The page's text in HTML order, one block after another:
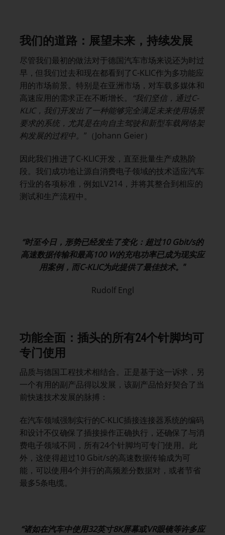
我们的道路：展望未来，持续发展
尽管我们最初的做法对于德国汽车市场来说还为时过
早，但我们过去和现在都看到了C-KLIC作为多功能应
用的市场前景。特别是在亚洲市场，对车载多媒体和
高速应用的需求正在不断增长。
“我们坚信，通过C-
KLIC，我们开发出了一种能够完全满足未来使用场景
要求的系统，尤其是在向自主驾驶和新型车载网络架
构发展的过程中。 ”（Johann Geier）
因此我们推进了C-KLIC开发，直至批量生产成熟阶
段。我们成功地让源自消费电子领域的技术适应汽车
行业的各项标准，例如LV214，并将其整合到相应的
测试和生产流程中。
“时至今日，形势已经发生了变化：超过10 Gbit/s的
高速数据传输和最高100 W的充电功率已成为现实应
用案例，而C-KLIC为此提供了最佳技术。 ”
Rudolf Engl
功能全面：插头的所有24个针脚均可
专门使用
品质与德国工程技术相结合。正是基于这一诉求，另
一个有用的副产品得以发展，该副产品恰好契合了当
前快速技术发展的脉搏：
在汽车领域强制实行的C-KLIC插接连接器系统的编码
和设计不仅确保了插接操作正确执行，还确保了与消
费电子领域不同，所有24个针脚均可专门使用。此
外，这使得超过10 Gbit/s的高速数据传输成为可
能，可以使用4个并行的高频差分数据对，或者节省
最多5条电缆。
“诸如在汽车中使用32英寸8K屏幕或VR眼镜等许多应